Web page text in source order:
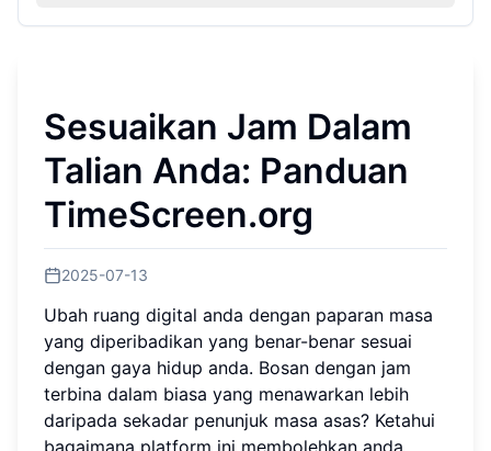
Sesuaikan Jam Dalam
Talian Anda: Panduan
TimeScreen.org
2025-07-13
Ubah ruang digital anda dengan paparan masa
yang diperibadikan yang benar-benar sesuai
dengan gaya hidup anda. Bosan dengan jam
terbina dalam biasa yang menawarkan lebih
daripada sekadar penunjuk masa asas? Ketahui
bagaimana platform ini membolehkan anda